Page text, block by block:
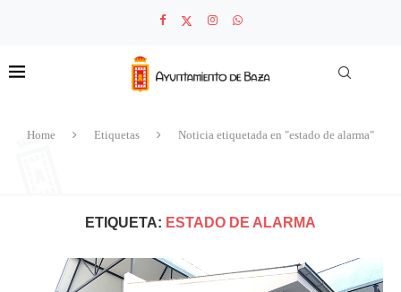
Home Etiquetas Noticia etiquetada en "estado de alarma"
ETIQUETA: ESTADO DE ALARMA